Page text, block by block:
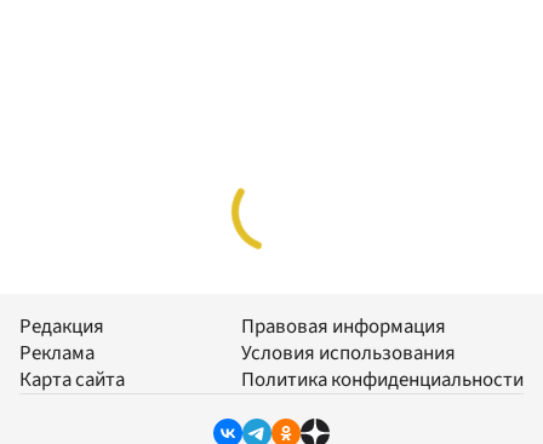
Редакция
Реклама
Карта сайта
Правовая информация
Условия использования
Политика конфиденциальности